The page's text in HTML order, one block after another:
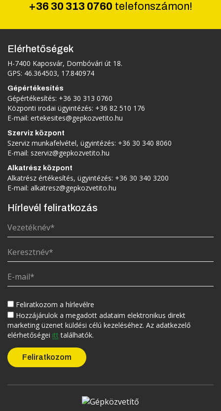
+36 30 313 0760 telefonszámon!
Elérhetőségek
H-7400 Kaposvár, Dombóvári út 18.
GPS: 46.364503, 17.840974
Gépértékesítés
Gépértékesítés: +36 30 313 0760
Központi irodai ügyintézés: +36 82 510 176
E-mail: ertekesites@gepkozvetito.hu
Szerviz központ
Szerviz munkafelvétel, ügyintézés: +36 30 340 8060
E-mail: szerviz@gepkozvetito.hu
Alkatrész központ
Alkatrész értékesítés, ügyintézés: +36 30 340 3200
E-mail: alkatresz@gepkozvetito.hu
Hírlevél feliratkozás
Feliratkozom a hírlevélre
Hozzájárulok a megadott adataim elektronikus direkt
marketing üzenet küldési célú kezeléséhez. Az adatkezelő
elérhetőségei itt találhatók.